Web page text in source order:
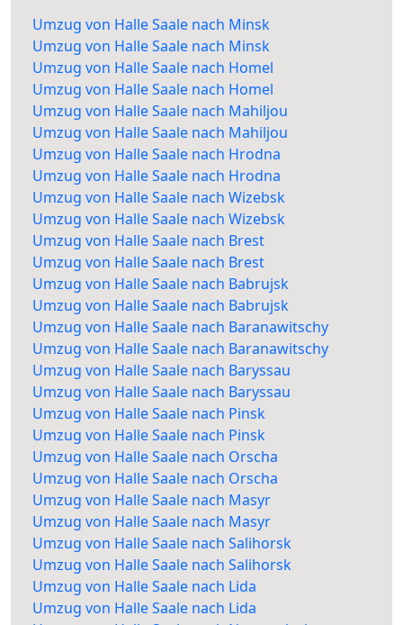
Umzug von Halle Saale nach Minsk
Umzug von Halle Saale nach Minsk
Umzug von Halle Saale nach Homel
Umzug von Halle Saale nach Homel
Umzug von Halle Saale nach Mahiljou
Umzug von Halle Saale nach Mahiljou
Umzug von Halle Saale nach Hrodna
Umzug von Halle Saale nach Hrodna
Umzug von Halle Saale nach Wizebsk
Umzug von Halle Saale nach Wizebsk
Umzug von Halle Saale nach Brest
Umzug von Halle Saale nach Brest
Umzug von Halle Saale nach Babrujsk
Umzug von Halle Saale nach Babrujsk
Umzug von Halle Saale nach Baranawitschy
Umzug von Halle Saale nach Baranawitschy
Umzug von Halle Saale nach Baryssau
Umzug von Halle Saale nach Baryssau
Umzug von Halle Saale nach Pinsk
Umzug von Halle Saale nach Pinsk
Umzug von Halle Saale nach Orscha
Umzug von Halle Saale nach Orscha
Umzug von Halle Saale nach Masyr
Umzug von Halle Saale nach Masyr
Umzug von Halle Saale nach Salihorsk
Umzug von Halle Saale nach Salihorsk
Umzug von Halle Saale nach Lida
Umzug von Halle Saale nach Lida